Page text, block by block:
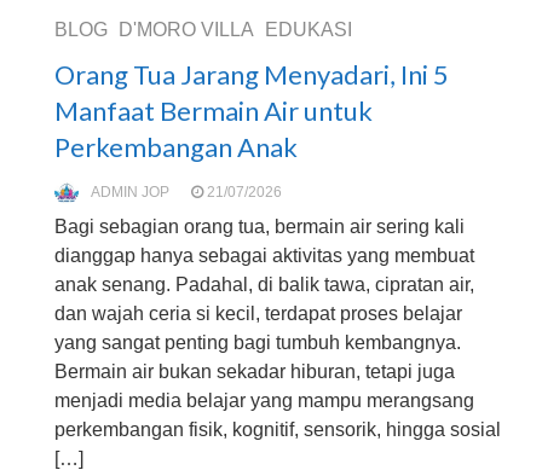
BLOG D'MORO VILLA EDUKASI
Orang Tua Jarang Menyadari, Ini 5
Manfaat Bermain Air untuk
Perkembangan Anak
ADMIN JOP 21/07/2026
Bagi sebagian orang tua, bermain air sering kali
dianggap hanya sebagai aktivitas yang membuat
anak senang. Padahal, di balik tawa, cipratan air,
dan wajah ceria si kecil, terdapat proses belajar
yang sangat penting bagi tumbuh kembangnya.
Bermain air bukan sekadar hiburan, tetapi juga
menjadi media belajar yang mampu merangsang
perkembangan fisik, kognitif, sensorik, hingga sosial
[…]